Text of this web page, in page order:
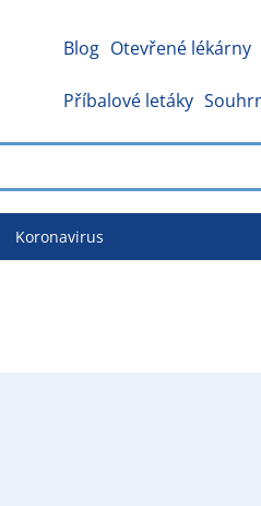
Blog Otevřené lékárny
Příbalové letáky
Koronavirus